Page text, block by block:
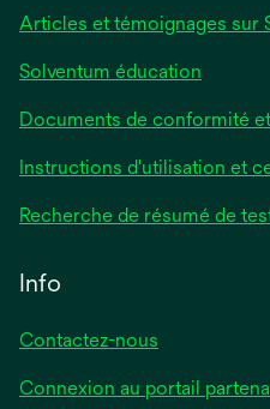
onglet
Articles et témoignages sur
Solventum éducation
Documents de conformité
Instructions d'utilisation et
Recherche de résumé de
Info
Contactez-nous
Connexion au portail